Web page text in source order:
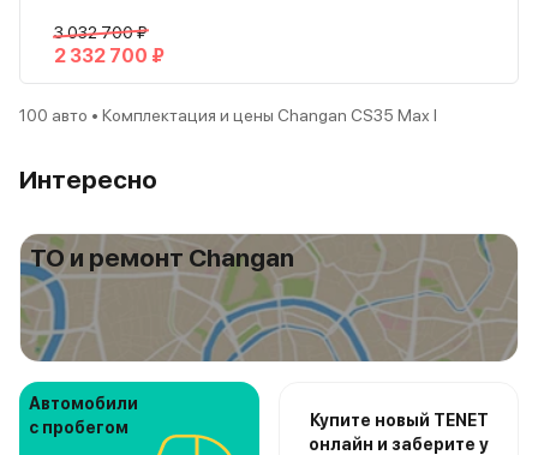
3 032 700 ₽
2 332 700 ₽
100 авто • Комплектация и цены Changan CS35 Max I
Интересно
ТО и ремонт Changan
Автомобили
с пробегом
Купите новый TENET
онлайн и заберите у